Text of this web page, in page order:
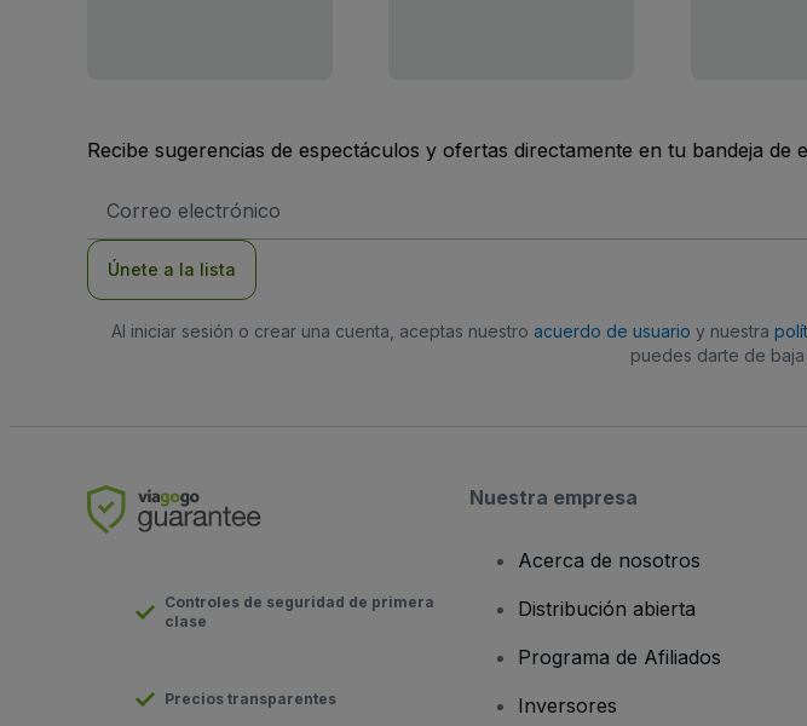
Recibe sugerencias de espectáculos y ofertas directamente en tu bandeja de
de
Únete a la lista
Al iniciar sesión o crear una cuenta, aceptas nuestro acuerdo de usuario y nuestra
puedes darte de
Controles de seguridad de primera
clase
Precios transparentes
Nuestra empresa
Acerca de nosotros
Distribución abierta
Programa de Afiliados
Inversores